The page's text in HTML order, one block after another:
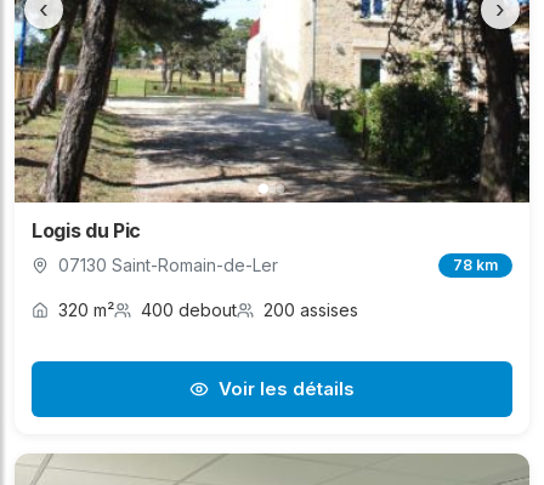
‹ ›
Logis du Pic
07130 Saint-Romain-de-Ler 78 km
320 m² 400 debout 200 assises
Voir les détails